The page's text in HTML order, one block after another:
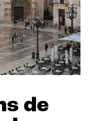
de